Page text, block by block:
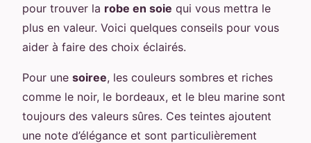
pour trouver la robe en soie qui vous mettra le
plus en valeur. Voici quelques conseils pour vous
aider à faire des choix éclairés.
Pour une soiree, les couleurs sombres et riches
comme le noir, le bordeaux, et le bleu marine sont
toujours des valeurs sûres. Ces teintes ajoutent
une note d’élégance et sont particulièrement